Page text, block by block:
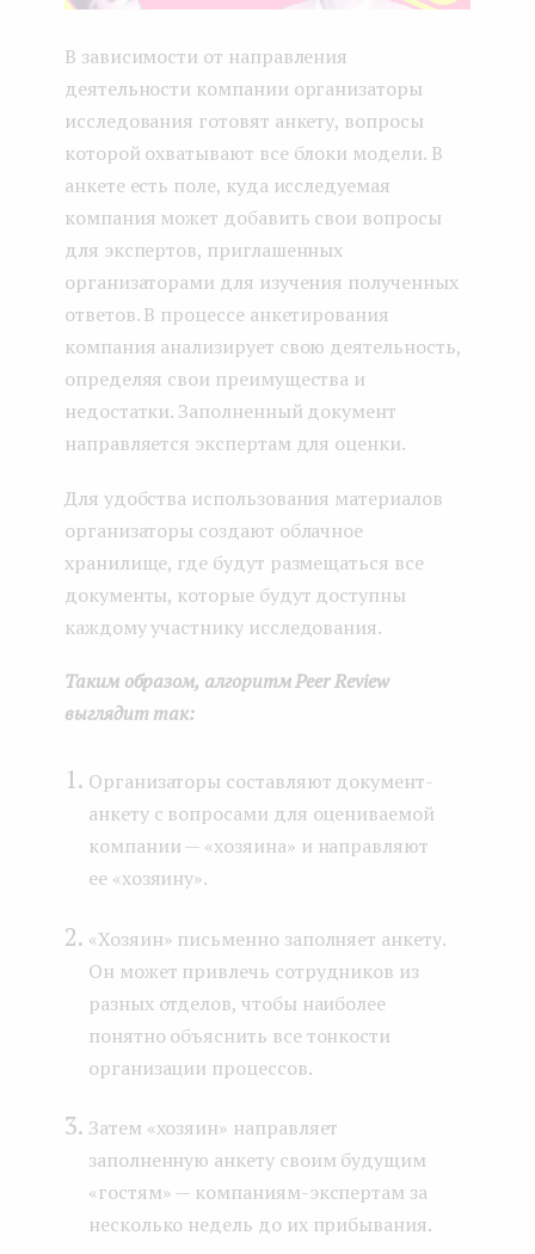
В зависимости от направления
деятельности компании организаторы
исследования готовят анкету, вопросы
которой охватывают все блоки модели. В
анкете есть поле, куда исследуемая
компания может добавить свои вопросы
для экспертов, приглашенных
организаторами для изучения полученных
ответов. В процессе анкетирования
компания анализирует свою деятельность,
определяя свои преимущества и
недостатки. Заполненный документ
направляется экспертам для оценки.
Для удобства использования материалов
организаторы создают облачное
хранилище, где будут размещаться все
документы, которые будут доступны
каждому участнику исследования.
Таким образом, алгоритм Peer Review
выглядит так:
Организаторы составляют документ-
анкету с вопросами для оцениваемой
компании — «хозяина» и направляют
ее «хозяину».
«Хозяин» письменно заполняет анкету.
Он может привлечь сотрудников из
разных отделов, чтобы наиболее
понятно объяснить все тонкости
организации процессов.
Затем «хозяин» направляет
заполненную анкету своим будущим
«гостям» — компаниям-экспертам за
несколько недель до их прибывания.